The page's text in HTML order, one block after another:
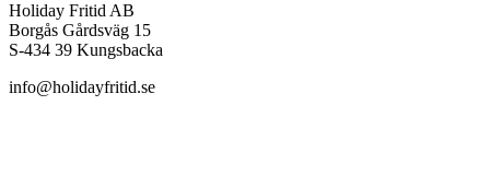
Holiday Fritid AB
Borgås Gårdsväg 15
S-434 39 Kungsbacka
info@holidayfritid.se